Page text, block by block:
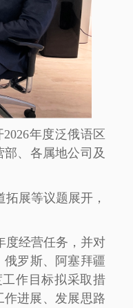
年度泛俄语区
、各属地公司及
展等议题展开，
度经营任务，并对
俄罗斯、阿塞拜疆
作目标拟采取措
进展、发展思路